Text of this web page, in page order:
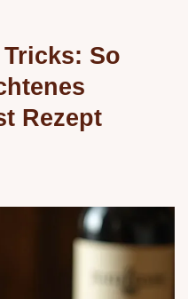
So
Rezept